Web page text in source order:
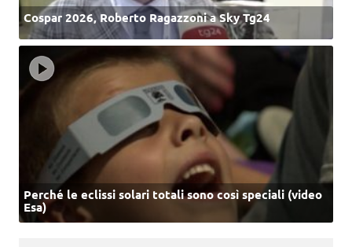
Cospar 2026, Roberto Ragazzoni a Sky Tg24
Perché le eclissi solari totali sono così speciali (video
Esa)